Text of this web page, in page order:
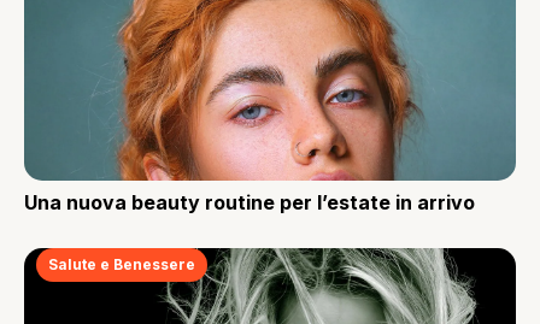
Una nuova beauty routine per l’estate in arrivo
Salute e Benessere